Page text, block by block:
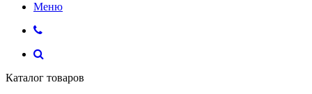
Меню
Каталог товаров